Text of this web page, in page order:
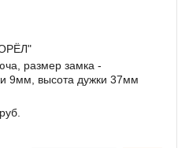
размер замка -
9мм, высота дужки 37мм